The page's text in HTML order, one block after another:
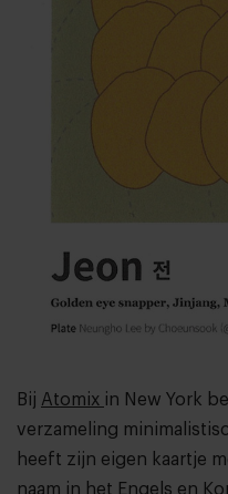
Bij Atomix in New York
verzameling
heeft zijn eigen kaartje
naam in het Engels en